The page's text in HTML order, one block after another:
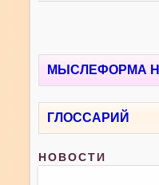
МЫСЛЕФОРМА
ГЛОССАРИЙ
НОВОСТИ